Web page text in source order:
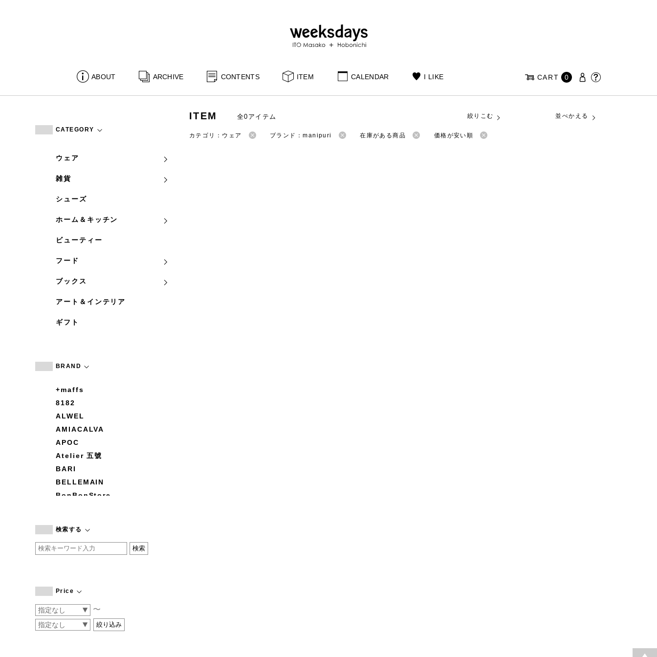
ABOUT ARCHIVE CONTENTS ITEM CALENDAR I LIKE CART 0
CATEGORY
ウェア
雑貨
シューズ
ホーム＆キッチン
ビューティー
フード
ブックス
アート＆インテリア
ギフト
BRAND
+maffs
8182
ALWEL
AMIACALVA
APOC
Atelier 五號
BARI
BELLEMAIN
BonBonStore
by basics
CATWORTH
COGTHEBIGSMOKE
CONVERSE
DEAN & DELUCA
検索する
Price
〜
ITEM 全0アイテム 絞りこむ 並べかえる
カテゴリ：ウェア ブランド：manipuri 在庫がある商品 価格が安い順